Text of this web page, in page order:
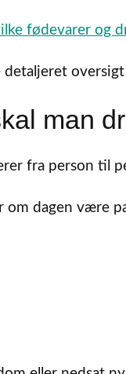
fødevarer og
detaljeret
man
fra person til
om dagen være